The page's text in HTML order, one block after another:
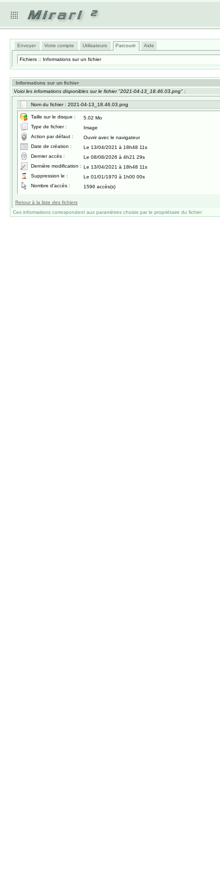
Envoyer Votre compte Utilisateurs Parcourir Aide
Fichiers :: Informations sur un fichier
Informations sur un fichier
Voici les informations disponibles sur le fichier "2021-04-13_18.46.03.png" :
Nom du fichier : 2021-04-13_18.46.03.png
Taille sur le disque :
5.02 Mo
Type de fichier :
Image
Action par défaut :
Ouvrir avec le navigateur
Date de création :
Le 13/04/2021 à 18h48 11s
Dernier accès :
Le 08/08/2026 à 4h21 29s
Dernière modification : Le 13/04/2021 à 18h48 11s
Suppression le :
Le 01/01/1970 à 1h00 00s
Nombre d'accès :
1596 accès(s)
Retour à la liste des fichiers
Ces informations correspondent aux paramètres choisis par le propriétaire du fichier